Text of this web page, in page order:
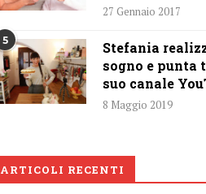
27 Gennaio 2017
5
Stefania
sogno e punta
suo canale
8 Maggio 2019
ARTICOLI RECENTI